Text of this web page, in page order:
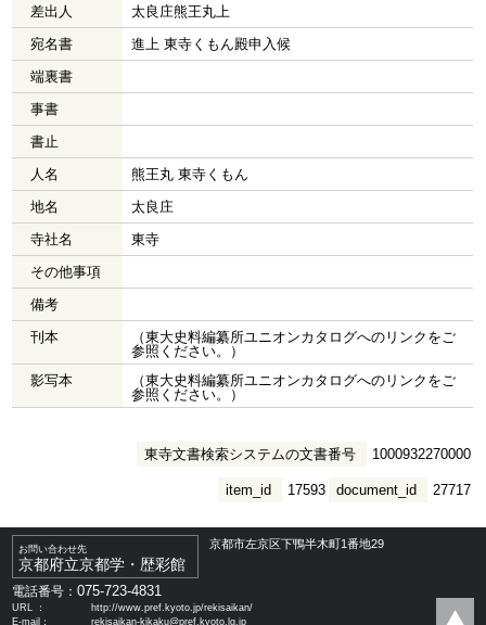
差出人
太良庄熊王丸上
宛名書
進上 東寺くもん殿申入候
端裏書
事書
書止
人名
熊王丸 東寺くもん
地名
太良庄
寺社名
東寺
その他事項
備考
刊本
（東大史料編纂所ユニオンカタログへのリンクをご
参照ください。）
影写本
（東大史料編纂所ユニオンカタログへのリンクをご
参照ください。）
東寺文書検索システムの文書番号 1000932270000
document_id 27717
item_id 17593
お問い合わせ先
京都府立京都学・歴彩館
京都市左京区下鴨半木町1番地29
電話番号：075-723-4831
URL ：
http://www.pref.kyoto.jp/rekisaikan/
E-mail：
rekisaikan-kikaku@pref.kyoto.lg.jp